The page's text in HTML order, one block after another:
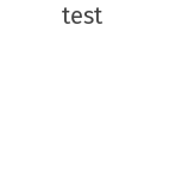
test